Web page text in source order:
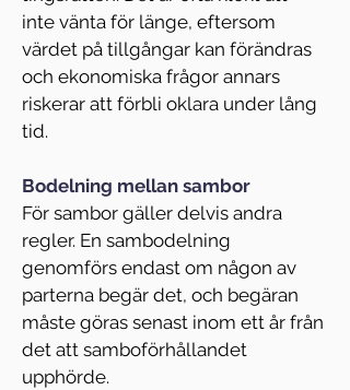
inte vänta för länge, eftersom
värdet på tillgångar kan förändras
och ekonomiska frågor annars
riskerar att förbli oklara under lång
tid.
Bodelning mellan sambor
För sambor gäller delvis andra
regler. En sambodelning
genomförs endast om någon av
parterna begär det, och begäran
måste göras senast inom ett år från
det att samboförhållandet
upphörde.